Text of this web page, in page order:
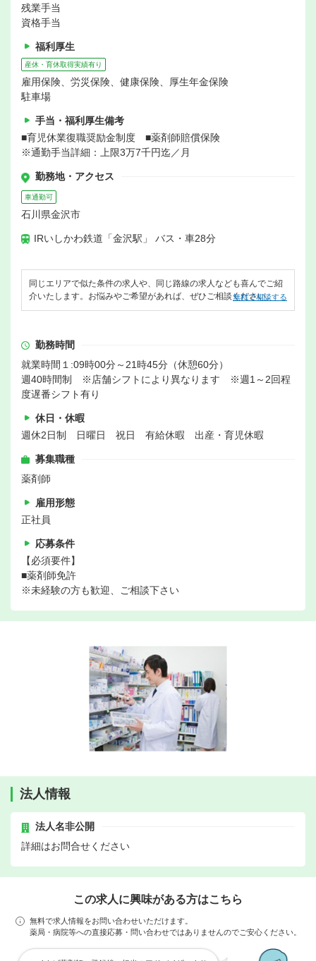
残業手当
資格手当
福利厚生
産休・育休取得実績有り
雇用保険、労災保険、健康保険、厚生年金保険
駐車場
手当・福利厚生備考
■育児休業復職奨励金制度 ■薬剤師賠償保険
※通勤手当詳細：上限3万7千円迄／月
勤務地・アクセス
車通勤可
石川県金沢市
IRいしかわ鉄道「金沢駅」 バス・車28分
同じエリアで似た条件の求人や、同じ路線の求人なども喜んでご紹
介いたします。お悩みやご希望があれば、ぜひご相談ください。
無料で相談する
勤務時間
就業時間１:09時00分～21時45分（休憩60分）
週40時間制 ※店舗シフトにより異なります ※週1～2回程
度遅番シフト有り
休日・休暇
週休2日制 日曜日 祝日 有給休暇 出産・育児休暇
募集職種
薬剤師
雇用形態
正社員
応募条件
【必須要件】
■薬剤師免許
※未経験の方も歓迎、ご相談下さい
法人情報
法人名非公開
詳細はお問合せください
この求人に興味がある方はこちら
無料で求人情報をお問い合わせいただけます。
薬局・病院等への直接応募・問い合わせではありませんのでご安心ください。